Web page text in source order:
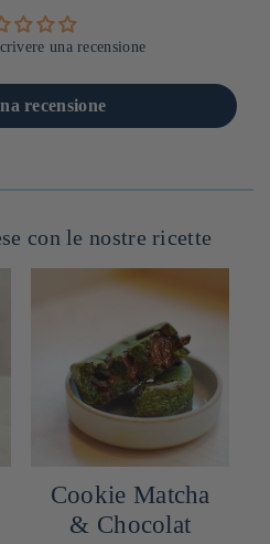
una recensione
recensione
con le nostre ricette
Tiramisu al
matcha